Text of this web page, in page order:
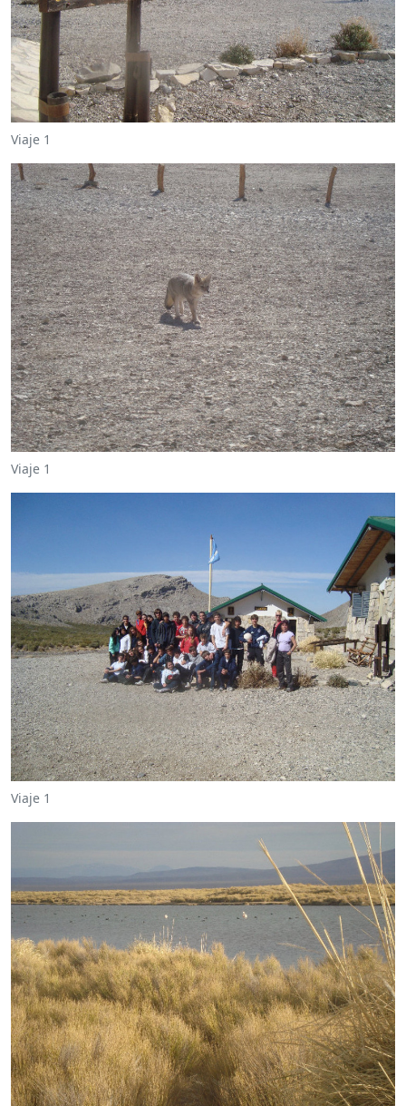
Viaje 1
Viaje 1
Viaje 1